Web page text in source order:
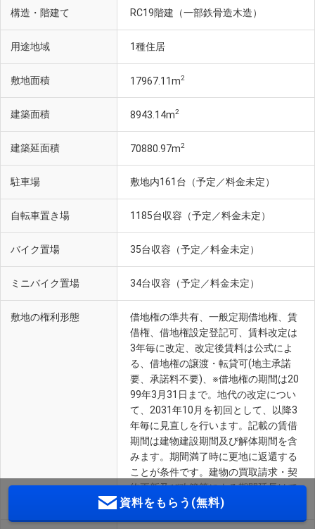
構造・階建て RC19階建（一部鉄骨造木造）
用途地域 1種住居
敷地面積 17967.11m2
建築面積 8943.14m2
建築延面積 70880.97m2
駐車場 敷地内161台（予定／料金未定）
自転車置き場 1185台収容（予定／料金未定）
バイク置場 35台収容（予定／料金未定）
ミニバイク置場 34台収容（予定／料金未定）
敷地の権利形態
借地権の準共有、一般定期借地権、賃
借権、借地権設定登記可、賃料改定は
3年毎に改定、改定後賃料は公式によ
る、借地権の譲渡・転貸可(地主承諾
要、承諾料不要)、※借地権の期間は20
99年3月31日まで。地代の改定につい
て、2031年10月を初回として、以降3
年毎に見直しを行います。記載の賃借
期間は建物建設期間及び解体期間を含
みます。期間満了時に更地に返還する
ことが条件です。建物の買取請求・契
約更新及び改築等による期間延長はで
きません。
資料をもらう(無料)